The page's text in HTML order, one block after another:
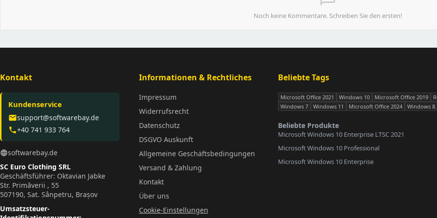
Noch keine Kommentare. Schreiben Sie den ersten!
Kontakt
Kundenservice
emailsupport@softwarebay.de
phone+40 741 933 764
languagesoftwarebay.de
SC Euro Clothing SRL
Geschäftsführer: Oktavian Jabke
Str. Primăverii , 55
507190, Sat. Sânpetru, Brașov
Umsatzsteuer-
Informationen & Rechtliches
Impressum
Widerrufsrecht
Datenschutz
DSGVO Auskunft
Allgemeine Geschäftsbedingungen
Versand & Zahlung
Kontakt
Über uns
Cookie-Einstellungen
Beliebte Tags
Microsoft Office 2021 Windows 10 Microsoft Office 2019
Windows 7
Windows 11 Microsoft Office 2024 Windows
Beliebte Produkte
Microsoft Windows 10 Enterprise LTSC 2021
Microsoft Windows 10 Professional
Microsoft Windows 10 Enterprise